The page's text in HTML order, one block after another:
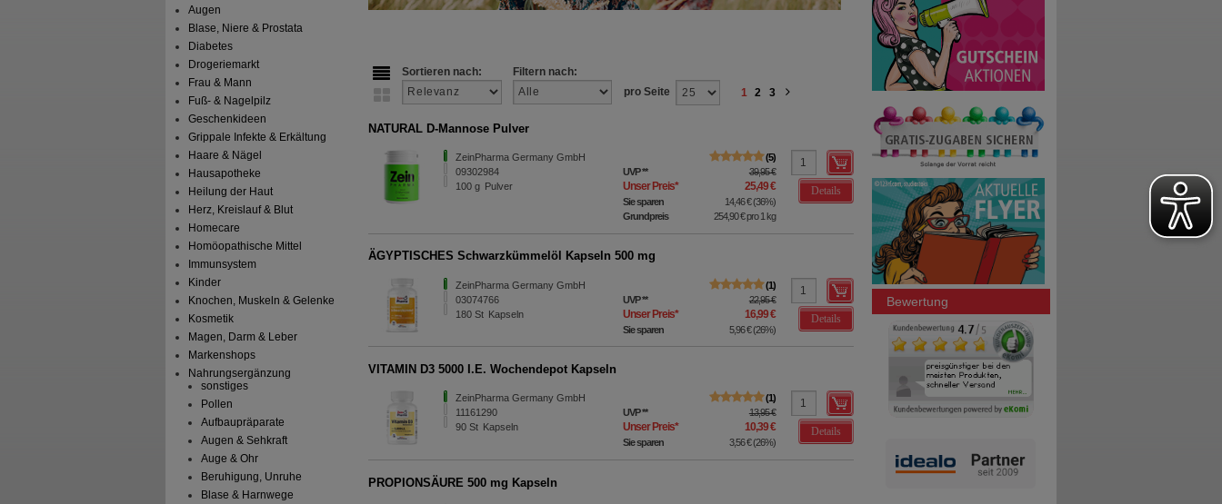
Augen
Blase, Niere & Prostata
Diabetes
Drogeriemarkt
Frau & Mann
Fuß- & Nagelpilz
Geschenkideen
Grippale Infekte & Erkältung
Haare & Nägel
Hausapotheke
Heilung der Haut
Herz, Kreislauf & Blut
Homecare
Homöopathische Mittel
Immunsystem
Kinder
Knochen, Muskeln & Gelenke
Kosmetik
Magen, Darm & Leber
Markenshops
Nahrungsergänzung
sonstiges
Pollen
Aufbaupräparate
Augen & Sehkraft
Auge & Ohr
Beruhigung, Unruhe
Blase & Harnwege
Sortieren nach:
Filtern nach:
pro Seite
1 2 3
NATURAL D-Mannose Pulver
ZeinPharma Germany GmbH
09302984
100g Pulver
5
UVP** 39,95 €
Unser Preis* 25,49 €
Sie sparen 14,46 €(36%)
Grundpreis
254,90 €pro 1 kg
Details
ÄGYPTISCHES Schwarzkümmelöl Kapseln 500 mg
ZeinPharma Germany GmbH
03074766
180St Kapseln
1
UVP** 22,95 €
Unser Preis* 16,99 €
Sie sparen 5,96 €(26%)
Details
VITAMIN D3 5000 I.E. Wochendepot Kapseln
ZeinPharma Germany GmbH
11161290
90St Kapseln
1
UVP** 13,95 €
Unser Preis* 10,39 €
Sie sparen 3,56 €(26%)
Details
PROPIONSÄURE 500 mg Kapseln
Bewertung